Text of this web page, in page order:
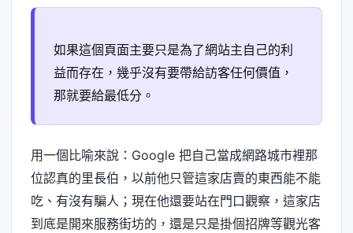
如果這個頁面主要只是為了網站主自己的利
益而存在，幾乎沒有要帶給訪客任何價值，
那就要給最低分。
用一個比喻來說：Google 把自己當成網路城市裡那
位認真的里長伯，以前他只管這家店賣的東西能不能
吃、有沒有騙人；現在他還要站在門口觀察，這家店
到底是開來服務街坊的，還是只是掛個招牌等觀光客